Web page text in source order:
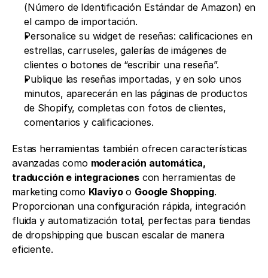
(Número de Identificación Estándar de Amazon) en
el campo de importación.
Personalice su widget de reseñas: calificaciones en
estrellas, carruseles, galerías de imágenes de
clientes o botones de “escribir una reseña”.
Publique las reseñas importadas, y en solo unos
minutos, aparecerán en las páginas de productos
de Shopify, completas con fotos de clientes,
comentarios y calificaciones.
Estas herramientas también ofrecen características
avanzadas como moderación automática,
traducción e integraciones con herramientas de
marketing como Klaviyo o Google Shopping.
Proporcionan una configuración rápida, integración
fluida y automatización total, perfectas para tiendas
de dropshipping que buscan escalar de manera
eficiente.